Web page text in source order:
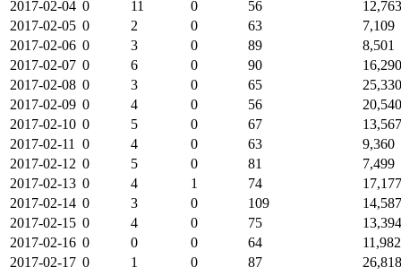
2017-02-04 0 11 0 56
12,763
2017-02-05 0 2 0 63
7,109
2017-02-06 0 3 0 89
8,501
2017-02-07 0 6 0 90
16,290
2017-02-08 0 3 0 65
25,330
2017-02-09 0 4 0 56
20,540
2017-02-10 0 5 0 67
13,567
2017-02-11
0 4 0 63
9,360
2017-02-12 0 5 0 81
7,499
2017-02-13 0 4 1 74
17,177
2017-02-14 0 3 0 109
14,587
2017-02-15 0 4 0 75
13,394
2017-02-16 0 0 0 64
11,982
2017-02-17 0 1 0 87
26,818